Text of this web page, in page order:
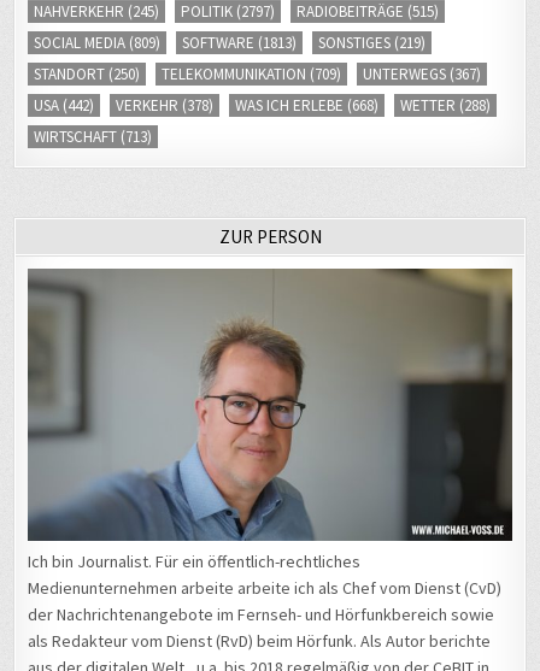
NAHVERKEHR (245) POLITIK (2797) RADIOBEITRÄGE (515)
SOCIAL MEDIA (809) SOFTWARE (1813) SONSTIGES (219)
STANDORT (250) TELEKOMMUNIKATION (709) UNTERWEGS (367)
USA (442) VERKEHR (378) WAS ICH ERLEBE (668) WETTER (288)
WIRTSCHAFT (713)
ZUR PERSON
Ich bin Journalist. Für ein öffentlich-rechtliches
Medienunternehmen arbeite arbeite ich als Chef vom Dienst (CvD)
der Nachrichtenangebote im Fernseh- und Hörfunkbereich sowie
als Redakteur vom Dienst (RvD) beim Hörfunk. Als Autor berichte